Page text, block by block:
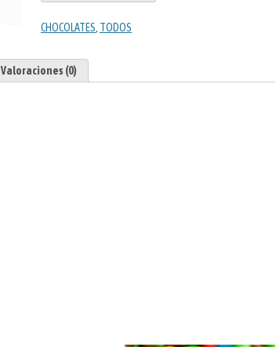
CHOCOLATES TODOS
Valoraciones (0)